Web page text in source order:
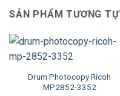
SẢN PHẨM TƯƠNG TỰ
Drum Photocopy Ricoh
MP2852-3352